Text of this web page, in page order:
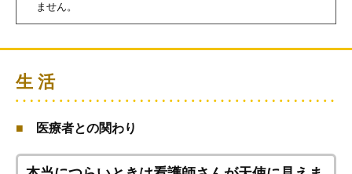
ません。
生 活
医療者との関わり